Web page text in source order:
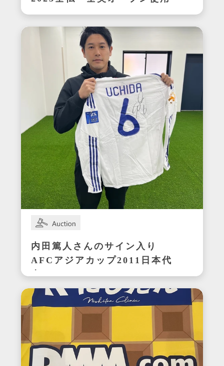
ラケット
内田篤人さんのサイン入り
AFCアジアカップ2011日本代
表ユニフォーム